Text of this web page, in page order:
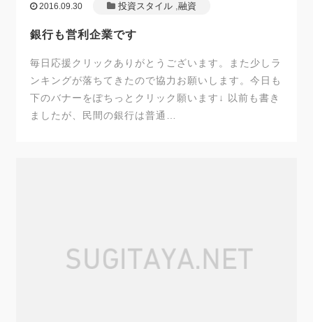
2016.09.30 投資スタイル,融資
銀行も営利企業です
毎日応援クリックありがとうございます。また少しラ
ンキングが落ちてきたので協力お願いします。今日も
下のバナーをぽちっとクリック願います↓ 以前も書き
ましたが、民間の銀行は普通…